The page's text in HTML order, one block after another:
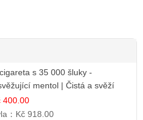
s 35 000 šluky -
mentol | Čistá a svěží
400.00
： Kč 918.00